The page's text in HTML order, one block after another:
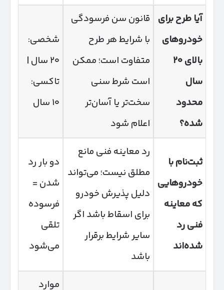
آیا طرح برای
خودروهای
بالای۲۰
سال
محدود
شده؟
قانون سن فرسودگی
با شرایط هر طرح
متفاوت است؛ ممکن
است شرط سنی
سخت‌تر یا آسان‌تر
اعلام شود
شخصی:
۲۰ سال |
تاکسی:
۱۰ سال
ثبت‌نام با
خودروهایی
که معاینه
فنی رد
شده‌اند
رد معاینه فنی مانع
مطلق نیست؛ می‌تواند
دلیل پذیرش خودرو
برای اسقاط باشد اگر
سایر شرایط برقرار
باشد
دو بار رد
شدن =
فرسوده
تلقی
می‌شود
موارد